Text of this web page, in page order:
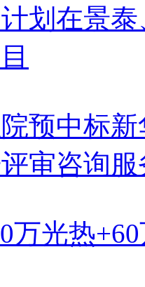
划在景
预中标
审咨询服
万光热